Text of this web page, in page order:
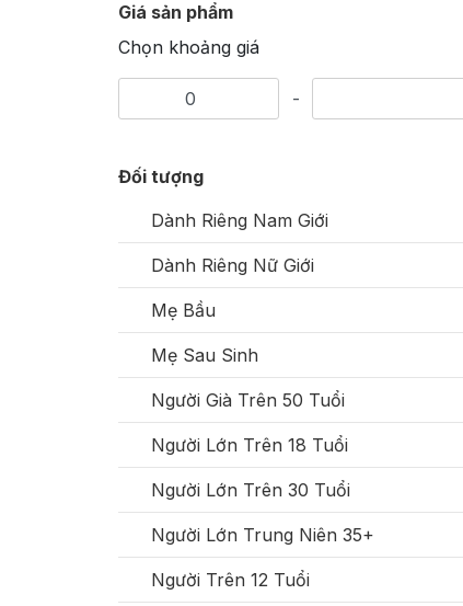
Giá sản phẩm
Chọn khoảng giá
-
Đối tượng
Dành Riêng Nam Giới
Dành Riêng Nữ Giới
Mẹ Bầu
Mẹ Sau Sinh
Người Già Trên 50 Tuổi
Người Lớn Trên 18 Tuổi
Người Lớn Trên 30 Tuổi
Người Lớn Trung Niên 35+
Người Trên 12 Tuổi